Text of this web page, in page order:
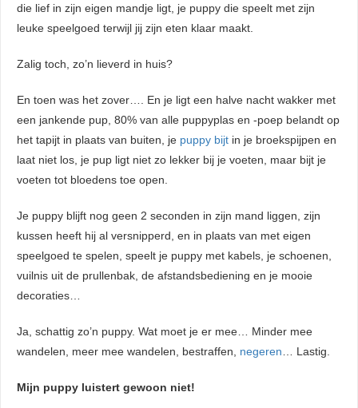
die lief in zijn eigen mandje ligt, je puppy die speelt met zijn
leuke speelgoed terwijl jij zijn eten klaar maakt.
Zalig toch, zo’n lieverd in huis?
En toen was het zover…. En je ligt een halve nacht wakker met
een jankende pup, 80% van alle puppyplas en -poep belandt op
het tapijt in plaats van buiten, je puppy bijt in je broekspijpen en
laat niet los, je pup ligt niet zo lekker bij je voeten, maar bijt je
voeten tot bloedens toe open.
Je puppy blijft nog geen 2 seconden in zijn mand liggen, zijn
kussen heeft hij al versnipperd, en in plaats van met eigen
speelgoed te spelen, speelt je puppy met kabels, je schoenen,
vuilnis uit de prullenbak, de afstandsbediening en je mooie
decoraties…
Ja, schattig zo’n puppy. Wat moet je er mee… Minder mee
wandelen, meer mee wandelen, bestraffen, negeren … Lastig.
Mijn puppy luistert gewoon niet!